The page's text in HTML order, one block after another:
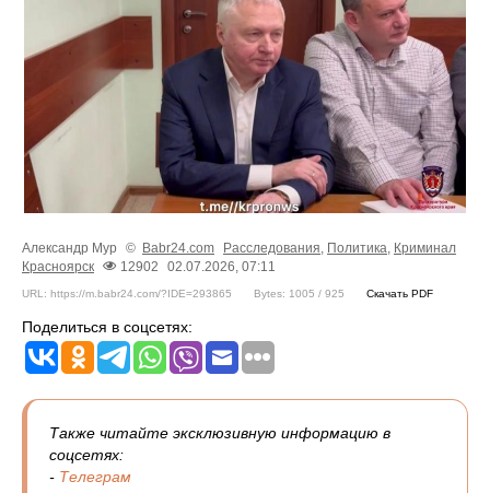
Александр Мур © Babr24.com Расследования, Политика, Криминал
Красноярск
12902 02.07.2026, 07:11
URL: https://m.babr24.com/?IDE=293865 Bytes: 1005 / 925 Скачать PDF
Поделиться в соцсетях:
Также читайте эксклюзивную информацию в
соцсетях:
- Телеграм